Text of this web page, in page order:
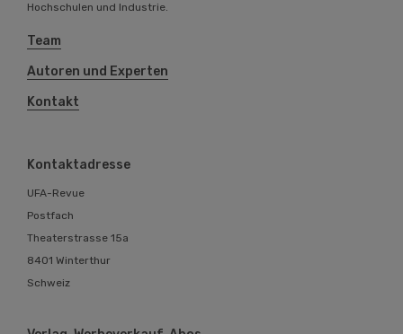
Hochschulen und Industrie.
Team
Autoren und Experten
Kontakt
Kontaktadresse
UFA-Revue
Postfach
Theaterstrasse 15a
8401 Winterthur
Schweiz